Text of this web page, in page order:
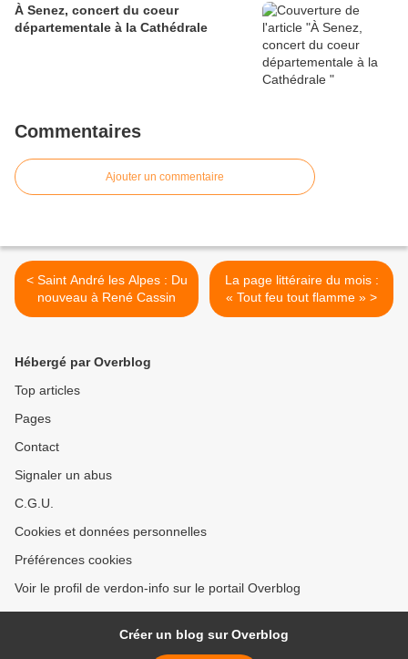
À Senez, concert du coeur
départementale à la Cathédrale
Commentaires
Ajouter un commentaire
< Saint André les Alpes : Du
nouveau à René Cassin
La page littéraire du mois :
« Tout feu tout flamme » >
Hébergé par Overblog
Top articles
Pages
Contact
Signaler un abus
C.G.U.
Cookies et données personnelles
Préférences cookies
Voir le profil de verdon-info sur le portail Overblog
Créer un blog sur Overblog